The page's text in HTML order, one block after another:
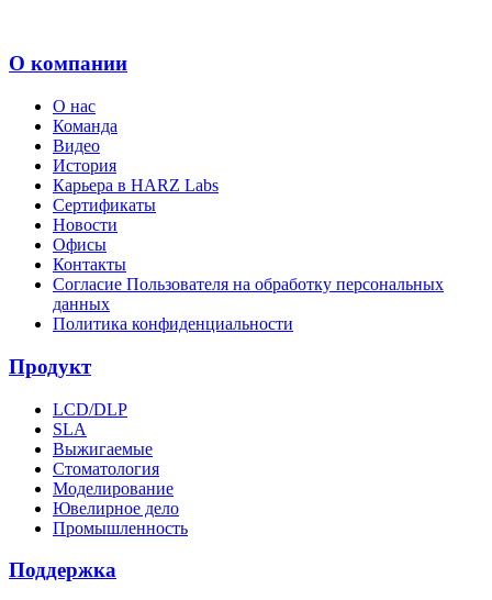
О компании
О нас
Команда
Видео
История
Карьера в HARZ Labs
Сертификаты
Новости
Офисы
Контакты
Согласие Пользователя на обработку персональных
данных
Политика конфиденциальности
Продукт
LCD/DLP
SLA
Выжигаемые
Стоматология
Моделирование
Ювелирное дело
Промышленность
Поддержка